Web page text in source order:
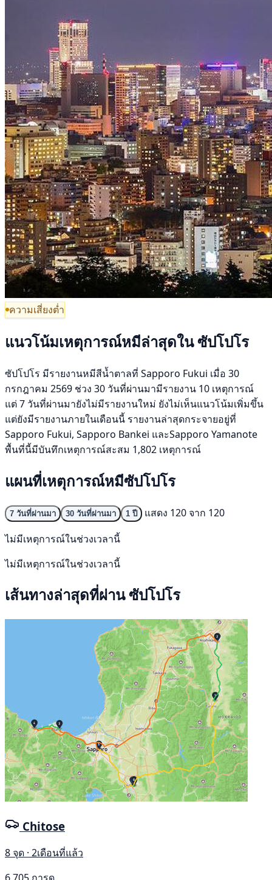
ความเสี่ยงต่ำ
แนวโน้มเหตุการณ์หมีล่าสุดใน ซัปโปโร
ซัปโปโร มีรายงานหมีสีน้ำตาลที่ Sapporo Fukui เมื่อ 30
กรกฎาคม 2569 ช่วง 30 วันที่ผ่านมามีรายงาน 10 เหตุการณ์
แต่ 7 วันที่ผ่านมายังไม่มีรายงานใหม่ ยังไม่เห็นแนวโน้มเพิ่มขึ้น
แต่ยังมีรายงานภายในเดือนนี้ รายงานล่าสุดกระจายอยู่ที่
Sapporo Fukui, Sapporo Bankei และSapporo Yamanote
พื้นที่นี้มีบันทึกเหตุการณ์สะสม 1,802 เหตุการณ์
แผนที่เหตุการณ์หมีซัปโปโร
7 วันที่ผ่านมา 30 วันที่ผ่านมา 1 ปี
แสดง 120 จาก 120
ไม่มีเหตุการณ์ในช่วงเวลานี้
ไม่มีเหตุการณ์ในช่วงเวลานี้
เส้นทางล่าสุดที่ผ่าน ซัปโปโร
Chitose
8 จุด · 2เดือนที่แล้ว